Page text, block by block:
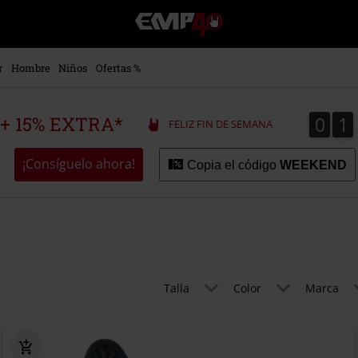
EMP
-
Música,
Merch
Ropa
Alternativa
Hombre Niños Ofertas %
15% EXTRA* FELIZ FIN DE SEMANA 0
0 1
1
¡Consíguelo ahora! Copia el código WEEKEND
Talla Color Marca